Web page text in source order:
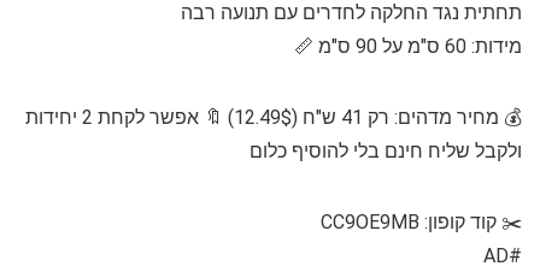
תחתית נגד החלקה לחדרים עם תנועה רבה
מידות: 60 ס"מ על 90 ס"מ 📏
💰 מחיר מדהים: רק 41 ש"ח (12.49$) 🔖 אפשר לקחת 2 יחידות
ולקבל שליח חינם בלי להוסיף כלום
✂️ קוד קופון: CC9OE9MB
#AD